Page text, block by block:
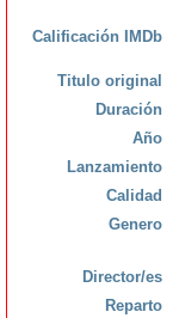
Calificación IMDb
Titulo original
Duración
Año
Lanzamiento
Calidad
Genero
Director/es
Reparto